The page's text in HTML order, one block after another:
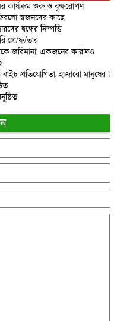
কার্যক্রম শুরু ও বৃক্ষরোপণ
স্বজনদের কাছে
দ্বন্ধের নিষ্পত্তি
গ্রে/ফ/তার
জরিমানা, একজনের কারাদণ্ড
প্রতিযোগিতা, হাজারো মানুষের